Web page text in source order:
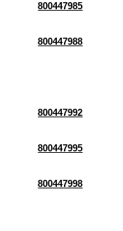
800447985
800447988
800447992
800447995
800447998